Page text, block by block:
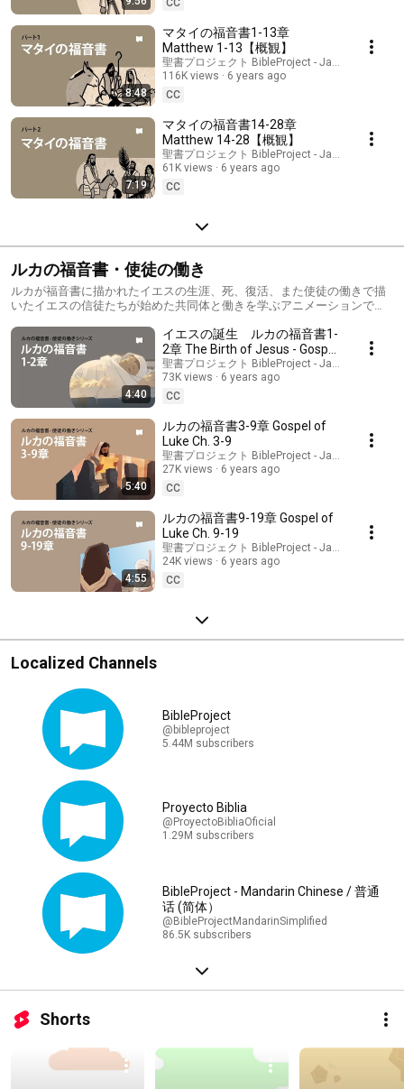
CC
8:48
マタイの福音書1-13章
Matthew 1-13【概観】
聖書プロジェクト BibleProject - Japanese
116K views
6 years ago
CC
7:19
マタイの福音書14-28章
Matthew 14-28【概観】
聖書プロジェクト BibleProject - Japanese
61K views
6 years ago
CC
ルカの福音書・使徒の働き
ルカが福音書に描かれたイエスの生涯、死、復活、また使徒の働きで描
いたイエスの信徒たちが始めた共同体と働きを学ぶアニメーションで
4:40
イエスの誕生 ルカの福音書1-
2章 The Birth of Jesus - Gospel
of Luke Ch. 1-2
聖書プロジェクト BibleProject - Japanese
73K views
6 years ago
CC
5:40
ルカの福音書3-9章 Gospel of
Luke Ch. 3-9
聖書プロジェクト BibleProject - Japanese
27K views
6 years ago
CC
4:55
ルカの福音書9-19章 Gospel of
Luke Ch. 9-19
聖書プロジェクト BibleProject - Japanese
24K views
6 years ago
CC
Localized Channels
BibleProject
@bibleproject
5.44M subscribers
Proyecto Biblia
@ProyectoBibliaOficial
1.29M subscribers
BibleProject - Mandarin Chinese / 普通
话 (简体）
@BibleProjectMandarinSimplified
86.5K subscribers
Shorts